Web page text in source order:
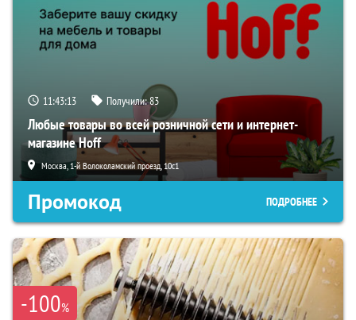
11:43:11 Получили:83
Любые товары во всей розничной сети и интернет-
магазине Hoff
Москва, 1-й Волоколамский проезд, 10с1
Промокод ПОДРОБНЕЕ
-100%